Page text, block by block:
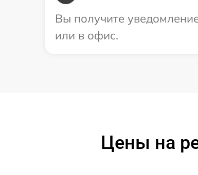
Вы получите
или в офис.
Цены на